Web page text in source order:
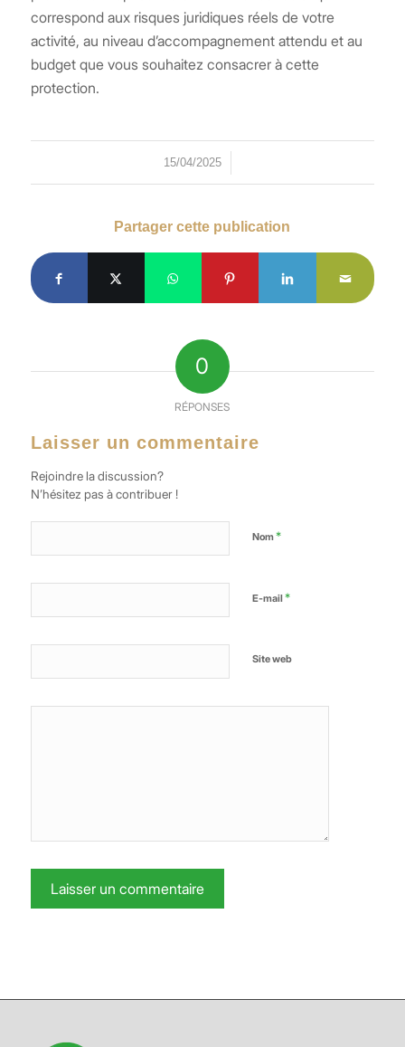
correspond aux risques juridiques réels de votre
activité, au niveau d’accompagnement attendu et au
budget que vous souhaitez consacrer à cette
protection.
15/04/2025
/
Partager cette publication
0
RÉPONSES
Laisser un commentaire
Rejoindre la discussion?
N’hésitez pas à contribuer !
Nom*
E-mail*
Site web